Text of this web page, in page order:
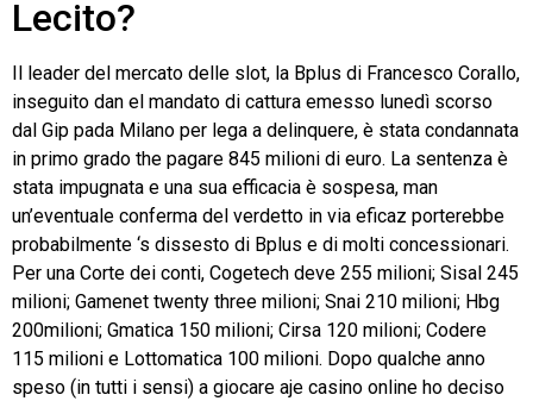
Lecito?
Il leader del mercato delle slot, la Bplus di Francesco Corallo,
inseguito dan el mandato di cattura emesso lunedì scorso
dal Gip pada Milano per lega a delinquere, è stata condannata
in primo grado the pagare 845 milioni di euro. La sentenza è
stata impugnata e una sua efficacia è sospesa, man
un’eventuale conferma del verdetto in via eficaz porterebbe
probabilmente ‘s dissesto di Bplus e di molti concessionari.
Per una Corte dei conti, Cogetech deve 255 milioni; Sisal 245
milioni; Gamenet twenty three milioni; Snai 210 milioni; Hbg
200milioni; Gmatica 150 milioni; Cirsa 120 milioni; Codere
115 milioni e Lottomatica 100 milioni. Dopo qualche anno
speso (in tutti i sensi) a giocare aje casino online ho deciso